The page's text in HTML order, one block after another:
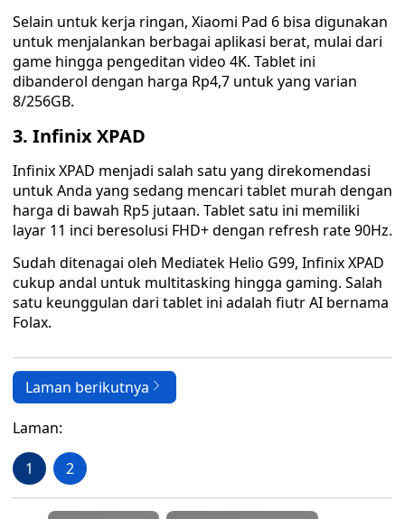
Selain untuk kerja ringan, Xiaomi Pad 6 bisa digunakan
untuk menjalankan berbagai aplikasi berat, mulai dari
game hingga pengeditan video 4K. Tablet ini
dibanderol dengan harga Rp4,7 untuk yang varian
8/256GB.
3. Infinix XPAD
Infinix XPAD menjadi salah satu yang direkomendasi
untuk Anda yang sedang mencari tablet murah dengan
harga di bawah Rp5 jutaan. Tablet satu ini memiliki
layar 11 inci beresolusi FHD+ dengan refresh rate 90Hz.
Sudah ditenagai oleh Mediatek Helio G99, Infinix XPAD
cukup andal untuk multitasking hingga gaming. Salah
satu keunggulan dari tablet ini adalah fiutr AI bernama
Folax.
Laman berikutnya
Laman:
1 2